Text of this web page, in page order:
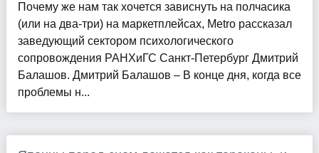
Почему же нам так хочется зависнуть на полчасика
(или на два-три) на маркетплейсах, Metro рассказал
заведующий сектором психологического
сопровождения РАНХиГС Санкт-Петербург Дмитрий
Балашов. Дмитрий Балашов – В конце дня, когда все
проблемы н...